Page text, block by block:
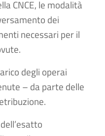
CNCE, le modalità
dei
necessari per il
degli operai
– da parte delle